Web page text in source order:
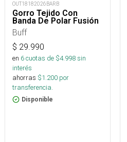
OUT18182026BARB
Gorro Tejido Con
Banda De Polar Fusión
Buff
$ 29.990
en 6cuotas de $4.998sin
interés
ahorras $1.200 por
transferencia.
Disponible